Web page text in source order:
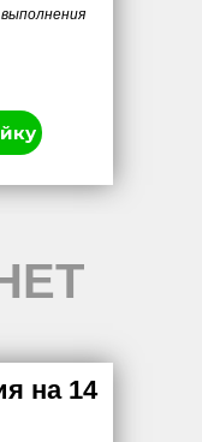
на 14